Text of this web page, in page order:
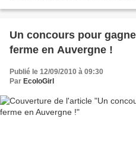
Un concours pour
ferme en Auvergne !
Publié le 12/09/2010 à 09:30
Par EcoloGirl